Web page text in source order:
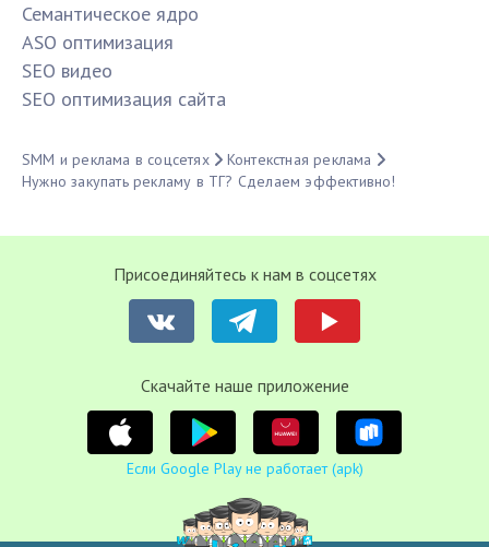
Семантическое ядро
ASO оптимизация
SЕО видео
SЕО оптимизация сайта
SMM и реклама в соцсетях
Контекстная реклама
Нужно закупать рекламу в ТГ? Сделаем эффективно!
Присоединяйтесь к нам в соцсетях
Cкачайте наше приложение
Если Google Play не работает (apk)